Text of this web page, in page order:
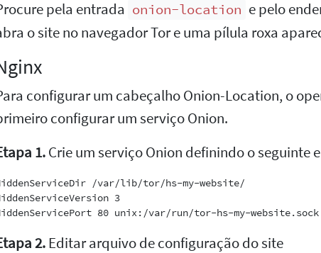
pela entrada onion-location e pelo
o site no navegador Tor e uma pílula roxa
configurar um cabeçalho Onion-Location, o
configurar um serviço Onion.
1.Crie um serviço Onion definindo o seguinte
/var/lib/tor/hs-my-website/
3
HiddenServicePort 80 unix:/var/run/tor-hs-my-website.sock
2.Editar arquivo de configuração do site